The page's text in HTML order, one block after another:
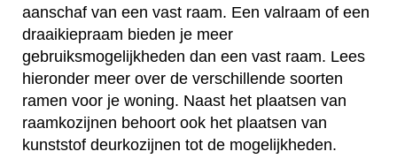
aanschaf van een vast raam. Een valraam of een
draaikiepraam bieden je meer
gebruiksmogelijkheden dan een vast raam. Lees
hieronder meer over de verschillende soorten
ramen voor je woning. Naast het plaatsen van
raamkozijnen behoort ook het plaatsen van
kunststof deurkozijnen tot de mogelijkheden.